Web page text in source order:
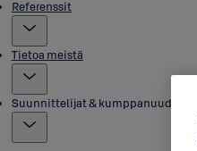
Referenssit
Tietoa meistä
Suunnittelijat & kumppanuudet